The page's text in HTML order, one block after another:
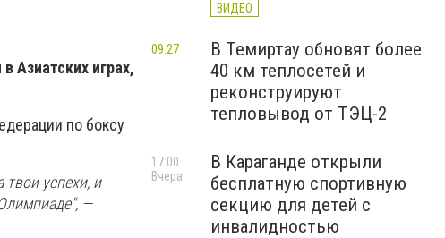
Азиатских играх,
по боксу
твои успехи, и
—
ВИДЕО
В Темиртау обновят более
40 км теплосетей и
реконструируют
тепловывод от ТЭЦ-2
09:27
В Караганде открыли
бесплатную спортивную
секцию для детей с
инвалидностью
17:00
Вчера